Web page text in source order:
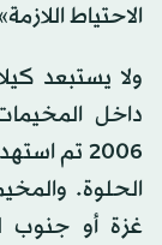
الاحتياط
ولا يستبعد
داخل
2006 تم
الحلوة.
غزة أو جنوب